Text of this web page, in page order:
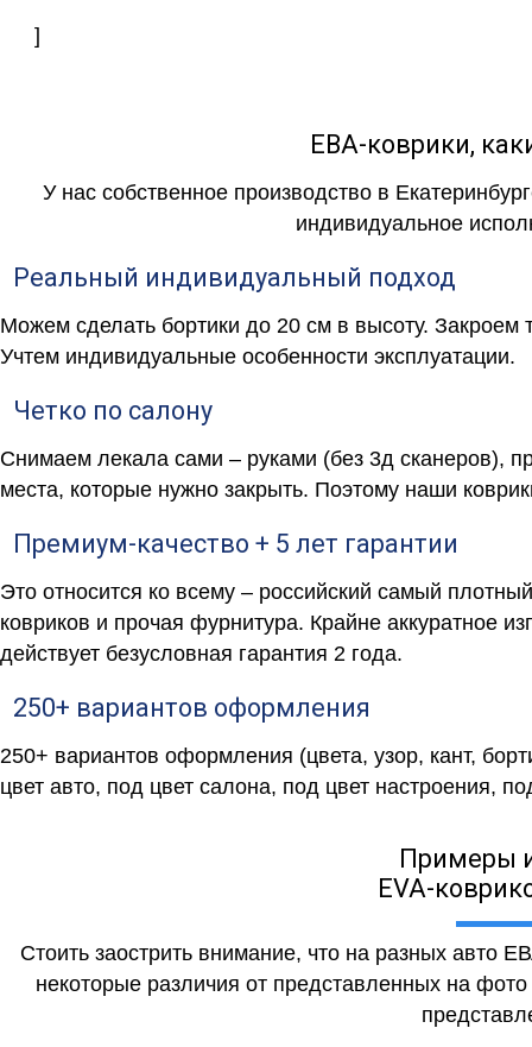
]
ЕВА-коврики,
У нас собственное производство в
индивидуальное
Реальный индивидуальный подход
Можем сделать бортики до 20 см в высоту.
Учтем индивидуальные особенности эксплуатации.
Четко по салону
Снимаем лекала сами – руками (без 3д сканеров),
места, которые нужно закрыть. Поэтому наши
Премиум-качество + 5 лет гарантии
Это относится ко всему – российский самый
ковриков и прочая фурнитура. Крайне аккуратное
действует безусловная гарантия 2 года.
250+ вариантов оформления
250+ вариантов оформления (цвета, узор, кант,
цвет авто, под цвет салона, под цвет настроения,
Примеры
EVA-
Стоить заострить внимание, что на разных авто
некоторые различия от представленных на